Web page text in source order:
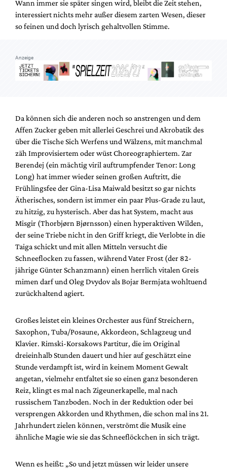
Wann immer sie später singen wird, bleibt die Zeit stehen,
interessiert nichts mehr außer diesem zarten Wesen, dieser
so feinen und doch lyrisch gehaltvollen Stimme.
Anzeige
Da können sich die anderen noch so anstrengen und dem
Affen Zucker geben mit allerlei Geschrei und Akrobatik des
über die Tische Sich Werfens und Wälzens, mit manchmal
zäh Improvisiertem oder wüst Choreographiertem. Zar
Berendej (ein mächtig viril auftrumpfender Tenor: Long
Long) hat immer wieder seinen großen Auftritt, die
Frühlingsfee der Gina-Lisa Maiwald besitzt so gar nichts
Ätherisches, sondern ist immer ein paar Plus-Grade zu laut,
zu hitzig, zu hysterisch. Aber das hat System, macht aus
Misgir (Thorbjørn Bjørnsson) einen hyperaktiven Wilden,
der seine Triebe nicht in den Griff kriegt, die Verlobte in die
Taiga schickt und mit allen Mitteln versucht die
Schneeflocken zu fassen, während Vater Frost (der 82-
jährige Günter Schanzmann) einen herrlich vitalen Greis
mimen darf und Oleg Dvydov als Bojar Bermjata wohltuend
zurückhaltend agiert.
Großes leistet ein kleines Orchester aus fünf Streichern,
Saxophon, Tuba/Posaune, Akkordeon, Schlagzeug und
Klavier. Rimski-Korsakows Partitur, die im Original
dreieinhalb Stunden dauert und hier auf geschätzt eine
Stunde verdampft ist, wird in keinem Moment Gewalt
angetan, vielmehr entfaltet sie so einen ganz besonderen
Reiz, klingt es mal nach Zigeunerkapelle, mal nach
russischem Tanzboden. Noch in der Reduktion oder bei
versprengen Akkorden und Rhythmen, die schon mal ins 21.
Jahrhundert zielen können, verströmt die Musik eine
ähnliche Magie wie sie das Schneeflöckchen in sich trägt.
Wenn es heißt: „So und jetzt müssen wir leider unsere